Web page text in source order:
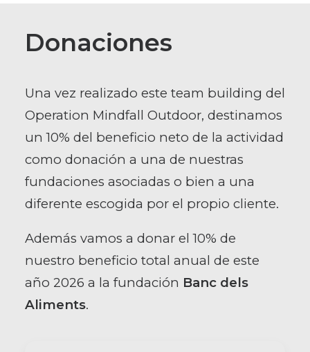
Donaciones
Una vez realizado este team building del
Operation Mindfall Outdoor, destinamos
un 10% del beneficio neto de la actividad
como donación a una de nuestras
fundaciones asociadas o bien a una
diferente escogida por el propio cliente.
Además vamos a donar el 10% de
nuestro beneficio total anual de este
año 2026 a la fundación Banc dels
Aliments.